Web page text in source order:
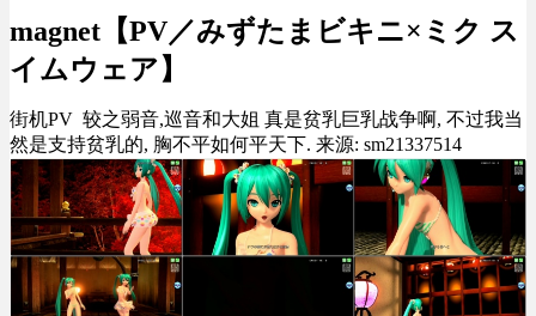
magnet【PV／みずたまビキニ×ミク ス
イムウェア】
街机PV 较之弱音,巡音和大姐 真是贫乳巨乳战争啊, 不过我当
然是支持贫乳的, 胸不平如何平天下. 来源: sm21337514